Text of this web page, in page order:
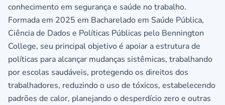
conhecimento em segurança e saúde no trabalho.
Formada em 2025 em Bacharelado em Saúde Pública,
Ciência de Dados e Políticas Públicas pelo Bennington
College, seu principal objetivo é apoiar a estrutura de
políticas para alcançar mudanças sistêmicas, trabalhando
por escolas saudáveis, protegendo os direitos dos
trabalhadores, reduzindo o uso de tóxicos, estabelecendo
padrões de calor, planejando o desperdício zero e outras